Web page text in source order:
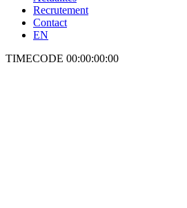
Recrutement
Contact
EN
TIMECODE 00:00:00:00